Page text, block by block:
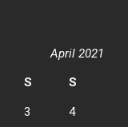
April 2021
S S
3 4